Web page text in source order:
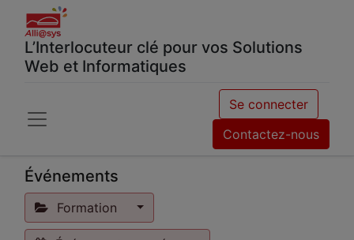
L’Interlocuteur clé pour vos Solutions
Web et Informatiques
Se connecter
Contactez-nous
Événements
Formation